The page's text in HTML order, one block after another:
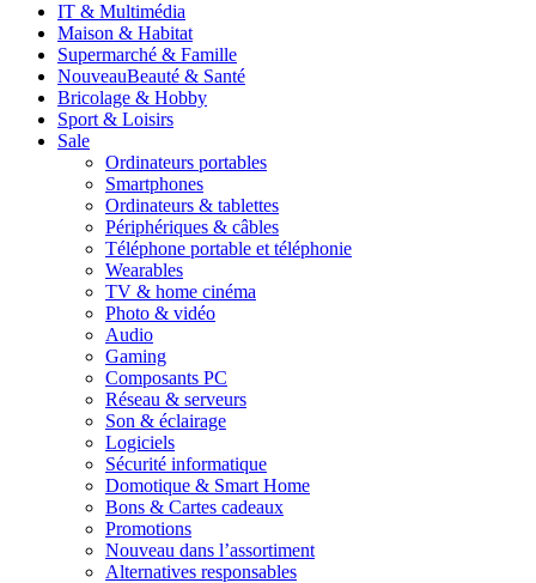
IT & Multimédia
Maison & Habitat
Supermarché & Famille
NouveauBeauté & Santé
Bricolage & Hobby
Sport & Loisirs
Sale
Ordinateurs portables
Smartphones
Ordinateurs & tablettes
Périphériques & câbles
Téléphone portable et téléphonie
Wearables
TV & home cinéma
Photo & vidéo
Audio
Gaming
Composants PC
Réseau & serveurs
Son & éclairage
Logiciels
Sécurité informatique
Domotique & Smart Home
Bons & Cartes cadeaux
Promotions
Nouveau dans l’assortiment
Alternatives responsables